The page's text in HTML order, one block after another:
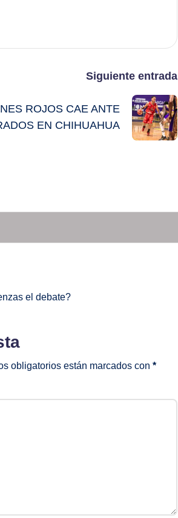
Siguiente entrada
ROJOS CAE ANTE
EN CHIHUAHUA
el debate?
obligatorios están marcados con *